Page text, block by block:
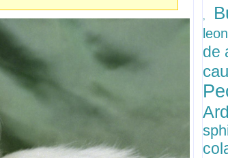
,
de